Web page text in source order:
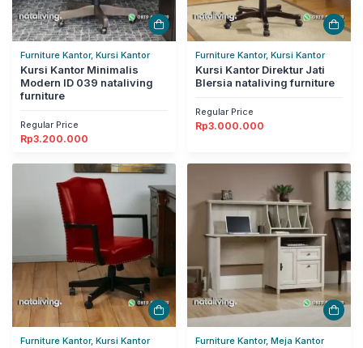
Furniture Kantor, Kursi Kantor
Kursi Kantor Minimalis
Modern ID 039 nataliving
furniture
Regular Price
Rp3.200.000
Furniture Kantor, Kursi Kantor
Kursi Kantor Direktur Jati
Blersia nataliving furniture
Regular Price
Rp3.000.000
Furniture Kantor, Kursi Kantor Furniture Kantor, Meja Kantor